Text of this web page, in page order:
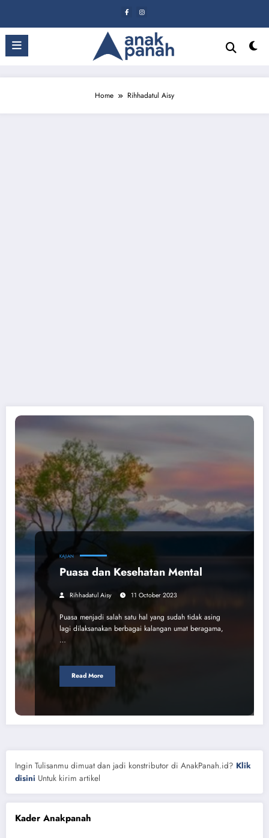
content
Home Rihhadatul Aisy
KAJIAN
Puasa dan Kesehatan Mental
Rihhadatul Aisy 11 October 2023
Puasa menjadi salah satu hal yang sudah tidak asing
lagi dilaksanakan berbagai kalangan umat beragama,
…
Read More
Ingin Tulisanmu dimuat dan jadi konstributor di AnakPanah.id? Klik
disini Untuk kirim artikel
Kader Anakpanah